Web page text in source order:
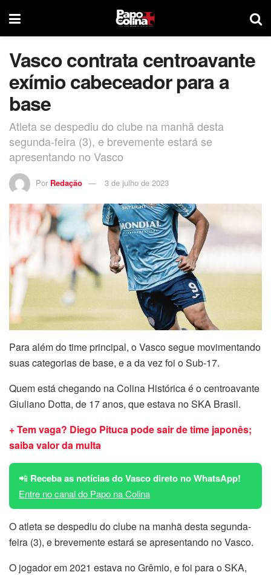
Vasco contrata centroavante
exímio cabeceador para a
base
Atleta se despediu do clube na manhã desta
segunda-feira (3), e brevemente estará se
apresentando no Vasco
Por Redação 3 de julho de 2023
Para além do time principal, o Vasco segue movimentando
suas categorias de base, e a da vez foi o Sub-17.
Quem está chegando na Colina Histórica é o centroavante
Giuliano Dotta, de 17 anos, que estava no SKA Brasil.
+ Tem vaga? Diego Pituca pode sair de time japonês;
saiba valor da multa
📲 Receba as notícias do Vasco direto no WhatsApp!
Entre no canal do Papo na Colina
O atleta se despediu do clube na manhã desta segunda-
feira (3), e brevemente estará se apresentando no Vasco.
O jogador em 2021 estava no Grêmio, e foi para o SKA,